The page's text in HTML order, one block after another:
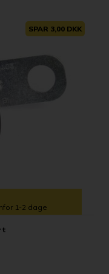
SPAR 3,00 DKK
1-2 dage